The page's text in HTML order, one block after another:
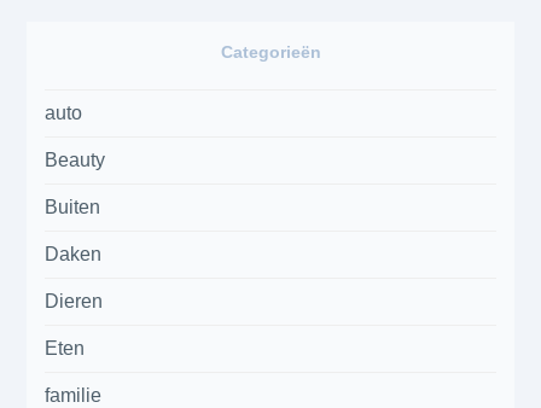
Categorieën
auto
Beauty
Buiten
Daken
Dieren
Eten
familie